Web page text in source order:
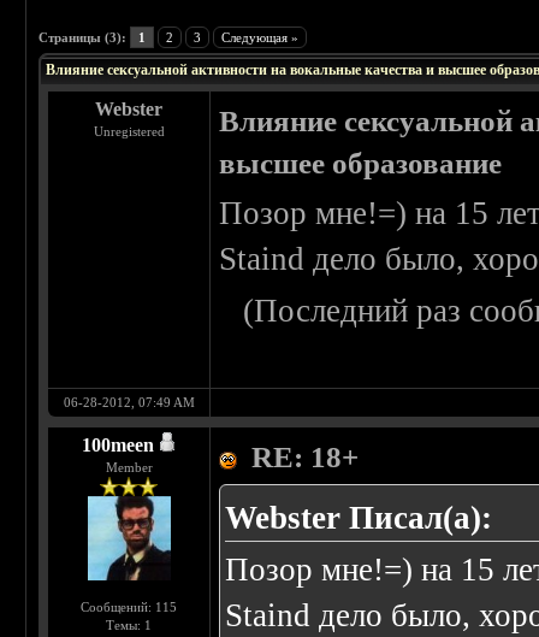
Страницы (3): 1 2 3 Следующая »
Влияние сексуальной активности на вокальные качества и высшее
Webster
Unregistered
Влияние сексуальной
высшее образование
Позор мне!=) на 15
Staind дело было,
(Последний раз
06-28-2012, 07:49 AM
100meen
Member
Сообщений: 115
Темы: 1
RE: 18+
Webster Писал(а):
Позор мне!=) на 15
Staind дело было,